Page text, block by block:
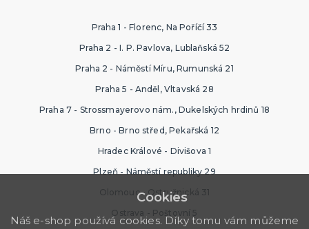
Praha 1 - Florenc, Na Poříčí 33
Praha 2 - I. P. Pavlova, Lublaňská 52
Praha 2 - Náměstí Míru, Rumunská 21
Praha 5 - Anděl, Vltavská 28
Praha 7 - Strossmayerovo nám., Dukelských hrdinů 18
Brno - Brno střed, Pekařská 12
Hradec Králové - Divišova 1
Plzeň - Náměstí republiky 29
Olomouc - Ostružnická 31
Ostrava - Poštovní 5
Cookies
Náš e-shop používá cookies. Díky tomu vám můžeme